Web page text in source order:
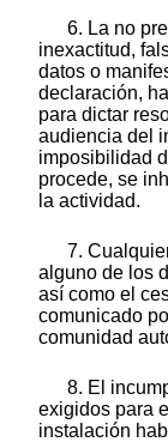
6. La no
inexactitud,
datos o
declaración,
para dictar
audiencia del
imposibilidad
procede, se
la actividad.
7.
alguno de los
así como el
comunicado
comunidad
8. El
exigidos para
instalación